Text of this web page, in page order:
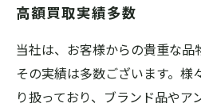
高額買取実績多数
当社は、お客様からの貴重な品
その実績は多数ございます。様
り扱っており、ブランド品やア